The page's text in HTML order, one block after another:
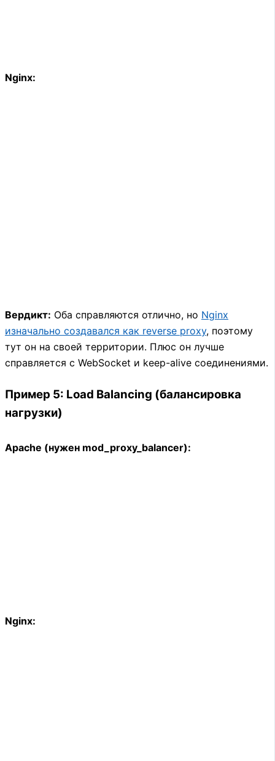
Nginx:
Вердикт: Оба справляются отлично, но Nginx
изначально создавался как reverse proxy, поэтому
тут он на своей территории. Плюс он лучше
справляется с WebSocket и keep-alive соединениями.
Пример 5: Load Balancing (балансировка
нагрузки)
Apache (нужен mod_proxy_balancer):
Nginx: